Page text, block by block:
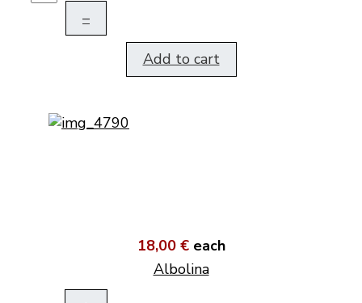
–
Add to cart
18,00 € each
Albolina